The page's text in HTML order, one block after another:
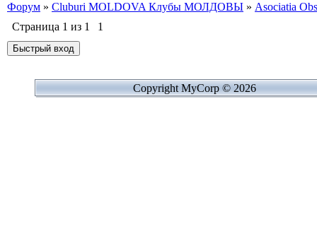
Форум » Cluburi MOLDOVA Клубы МОЛДОВЫ » Asociatia
Страница 1 из 1 1
Copyright MyCorp © 2026